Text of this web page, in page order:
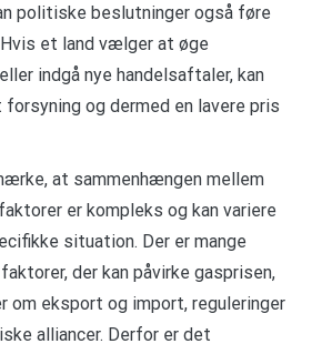
politiske beslutninger også føre
et land vælger at øge
indgå nye handelsaftaler, kan
og dermed en lavere pris
at sammenhængen mellem
er kompleks og kan variere
situation. Der er mange
der kan påvirke gasprisen,
om eksport og import, reguleringer
alliancer. Derfor er det